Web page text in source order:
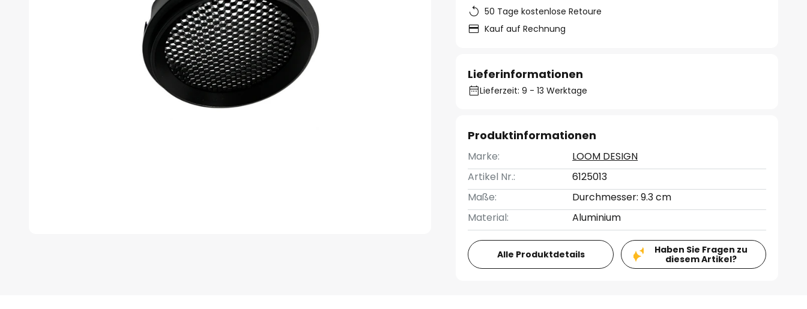
50 Tage kostenlose Retoure
Kauf auf Rechnung
Lieferinformationen
Lieferzeit: 9 - 13 Werktage
Produktinformationen
Marke:
LOOM DESIGN
Artikel Nr.:
6125013
Maße:
Durchmesser: 9.3 cm
Material:
Aluminium
Alle Produktdetails
Haben Sie Fragen zu
diesem Artikel?